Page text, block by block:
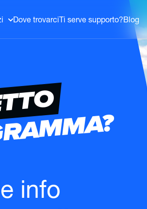
Dove trovarci Ti serve supporto?Blog
info